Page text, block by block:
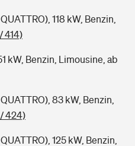
118 kW, Benzin,
414)
kW, Benzin, Limousine, ab
83 kW, Benzin,
424)
125 kW, Benzin,